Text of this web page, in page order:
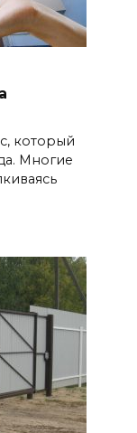
который
Многие